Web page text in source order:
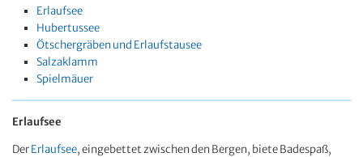
Erlaufsee
Hubertussee
Ötschergräben und Erlaufstausee
Salzaklamm
Spielmäuer
Erlaufsee
DerErlaufsee, eingebettet zwischen den Bergen, biete Badespaß,